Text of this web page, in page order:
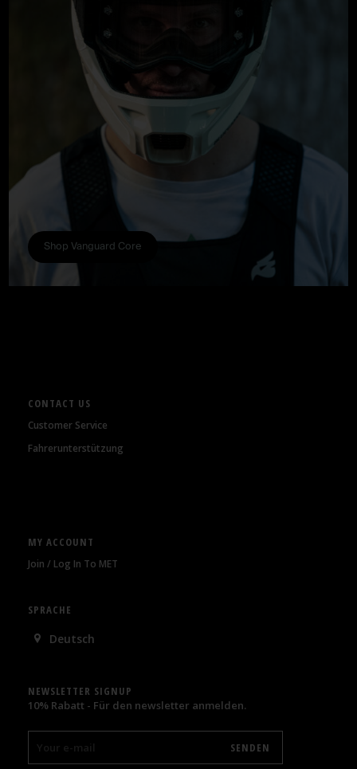
Shop Vanguard Core
CONTACT US
Customer Service
Fahrerunterstützung
MY ACCOUNT
Join / Log In To MET
SPRACHE
Deutsch
NEWSLETTER SIGNUP
10% Rabatt - Für den newsletter anmelden.